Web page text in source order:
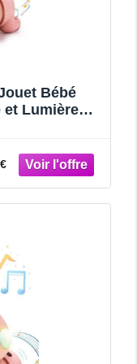
Bébé
et Lumière